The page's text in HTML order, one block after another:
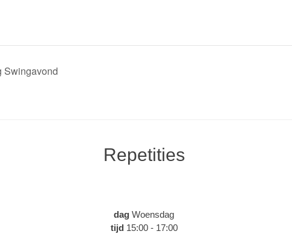
Swingavond
Repetities
dag Woensdag
tijd 15:00 - 17:00